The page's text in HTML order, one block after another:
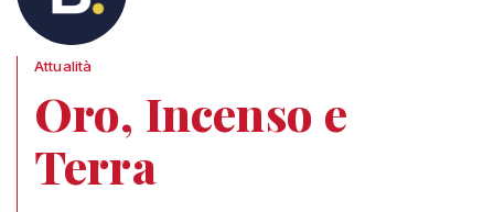
Attualità
Oro, Incenso e
Terra